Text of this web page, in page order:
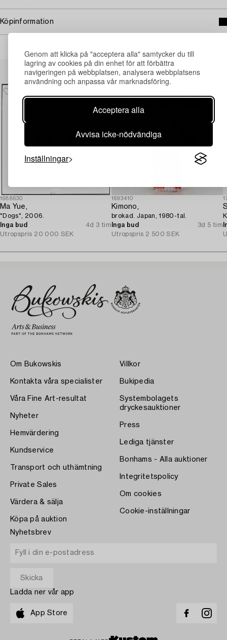
Genom att klicka på "acceptera alla" samtycker du till
lagring av cookies på din enhet för att förbättra
navigeringen på webbplatsen, analysera webbplatsens
användning och anpassa vår marknadsföring.
Acceptera alla
Avvisa icke-nödvändiga
Inställningar
Köpinformation
Andra har även tittat på
1688630
Ma Yue,
"Dogs", 2006.
Inga bud
4d 3 tim
Utropspris 20 000 SEK
1693410
Kimono,
brokad. Japan, 1980-tal.
Inga bud
3d 5 tim
Utropspris 2 500 SEK
Om Bukowskis
Kontakta våra specialister
Våra Fine Art-resultat
Nyheter
Hemvärdering
Kundservice
Transport och uthämtning
Private Sales
Värdera & sälja
Köpa på auktion
Villkor
Bukipedia
Systembolagets
dryckesauktioner
Press
Lediga tjänster
Bonhams - Alla auktioner
Integritetspolicy
Om cookies
Cookie-inställningar
Nyhetsbrev
Ladda ner vår app
App Store